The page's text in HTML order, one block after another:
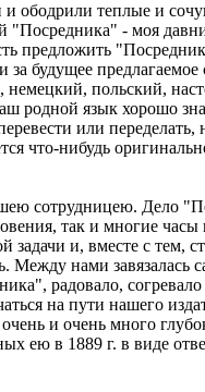
теплые и
"Посредника" - моя
предложить
за будущее
польский,
родной язык хорошо
или
что-нибудь
сотрудницею. Дело
так и многие
задачи и, вместе с
нами завязалась
радовало,
на пути нашего
и очень много
ею в 1889 г. в виде